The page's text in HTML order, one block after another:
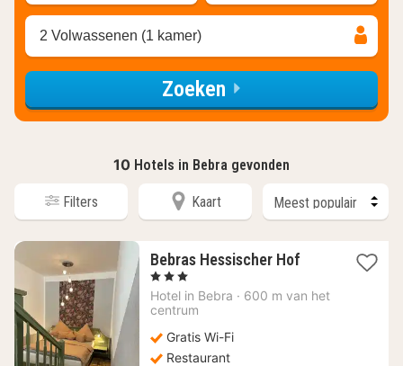
2 Volwassenen (1 kamer)
Zoeken
10 Hotels in Bebra gevonden
Filters Kaart
Bebras Hessischer Hof1
vanaf
, 3 Sterren
Hotel in Bebra · 600 m van het
centrum
Gratis Wi-Fi
Restaurant